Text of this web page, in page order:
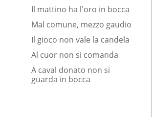
Il mattino ha l'oro in bocca
Mal comune, mezzo gaudio
Il gioco non vale la candela
Al cuor non si comanda
A caval donato non si
guarda in bocca